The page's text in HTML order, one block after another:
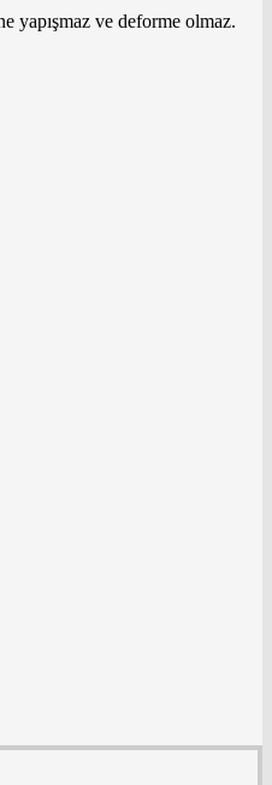
yapışmaz ve deforme olmaz.